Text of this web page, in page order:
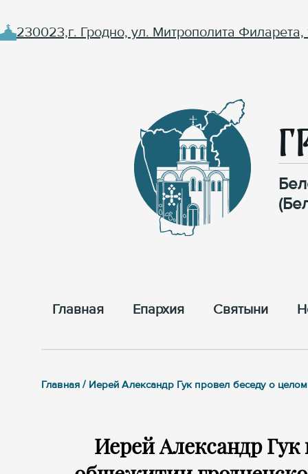
230023,г. Гродно, ул. Митрополита Филарета,
Главная Епархия Cвятыни
Главная / Иерей Александр Гук провел беседу о
Иерей Александр Гук